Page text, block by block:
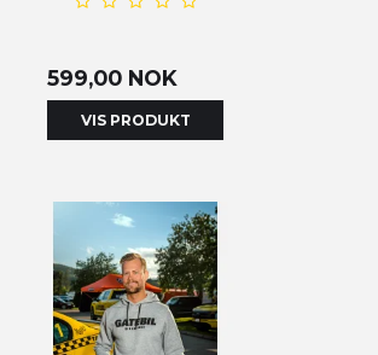
599,00 NOK
VIS PRODUKT